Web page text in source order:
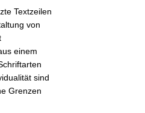
Textzeilen
von
einem
sind
Grenzen